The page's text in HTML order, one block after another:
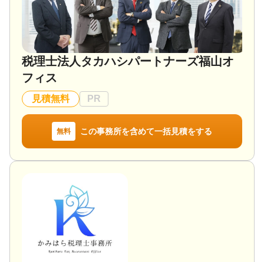
対応業務
相続税申告
対応体制
事務所面談可
税理士法人タカハシパートナーズ福山オ
フィス
見積無料 PR
無料 この事務所を含めて一括見積をする